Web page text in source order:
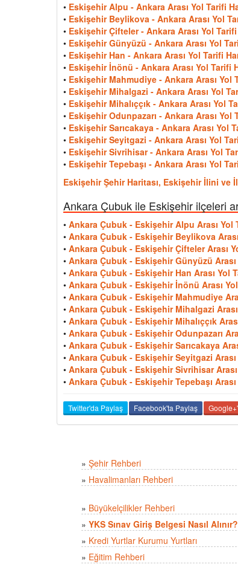
• Eskişehir Alpu - Ankara Arası Yol Tarifi
• Eskişehir Beylikova - Ankara Arası Yol
• Eskişehir Çifteler - Ankara Arası Yol Tarifi
• Eskişehir Günyüzü - Ankara Arası Yol
• Eskişehir Han - Ankara Arası Yol Tarifi
• Eskişehir İnönü - Ankara Arası Yol Tarifi
• Eskişehir Mahmudiye - Ankara Arası Yol
• Eskişehir Mihalgazi - Ankara Arası Yol
• Eskişehir Mihalıççık - Ankara Arası Yol
• Eskişehir Odunpazarı - Ankara Arası Yol
• Eskişehir Sarıcakaya - Ankara Arası Yol
• Eskişehir Seyitgazi - Ankara Arası Yol
• Eskişehir Sivrihisar - Ankara Arası Yol
• Eskişehir Tepebaşı - Ankara Arası Yol
Eskişehir Şehir Haritası, Eskişehir İlini ve
Ankara Çubuk ile Eskişehir ilçeleri
• Ankara Çubuk - Eskişehir Alpu Arası Yol
• Ankara Çubuk - Eskişehir Beylikova
• Ankara Çubuk - Eskişehir Çifteler Arası
• Ankara Çubuk - Eskişehir Günyüzü Arası
• Ankara Çubuk - Eskişehir Han Arası Yol
• Ankara Çubuk - Eskişehir İnönü Arası
• Ankara Çubuk - Eskişehir Mahmudiye
• Ankara Çubuk - Eskişehir Mihalgazi
• Ankara Çubuk - Eskişehir Mihalıççık
• Ankara Çubuk - Eskişehir Odunpazarı
• Ankara Çubuk - Eskişehir Sarıcakaya
• Ankara Çubuk - Eskişehir Seyitgazi Arası
• Ankara Çubuk - Eskişehir Sivrihisar
• Ankara Çubuk - Eskişehir Tepebaşı
Twitter'da Paylaş Facebook'ta Paylaş
» Şehir Rehberi
» Havalimanları Rehberi
» Büyükelçilikler Rehberi
» YKS Sınav Giriş Belgesi Nasıl Alınır?
» Kredi Yurtlar Kurumu Yurtları
» Eğitim Rehberi